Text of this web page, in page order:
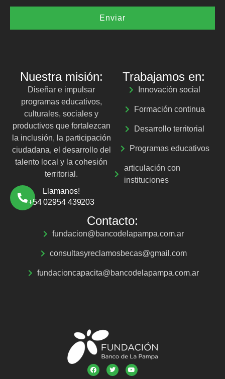
Enviar
Nuestra misión:
Diseñar e impulsar
programas educativos,
culturales, sociales y
productivos que fortalezcan
la inclusión, la participación
ciudadana, el desarrollo del
talento local y la cohesión
territorial.
Llamanos!
+54 02954 439203
Trabajamos en:
Innovación social
Formación continua
Desarrollo territorial
Programas educativos
articulación con
instituciones
Contacto:
fundacion@bancodelapampa.com.ar
consultasyreclamosbecas@gmail.com
fundacioncapacita@bancodelapampa.com.ar